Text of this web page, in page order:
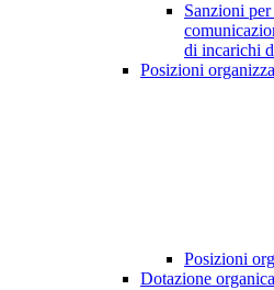
Sanzioni
di incarichi
Posizioni
Posizioni
Dotazione organica